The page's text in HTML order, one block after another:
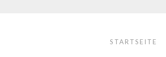
STARTSEITE